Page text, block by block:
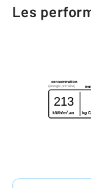
Les
consommation
(énergie primaire)
213
kWh/m2.an kg